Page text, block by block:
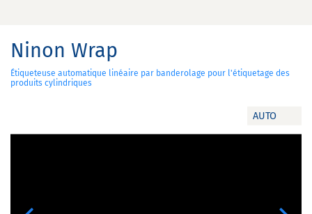
AUTO
Ninon Wrap
Étiqueteuse automatique linéaire par banderolage pour l'étiquetage des
produits cylindriques